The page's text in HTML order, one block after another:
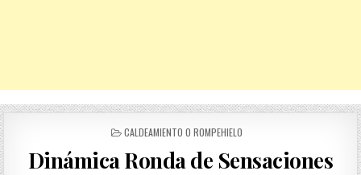
POSTED
CALDEAMIENTO O ROMPEHIELO
Dinámica Ronda de Sensaciones